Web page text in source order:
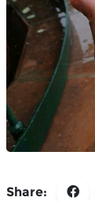
Share: